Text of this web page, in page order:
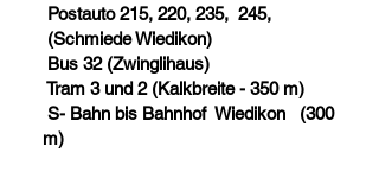
Postauto 215, 220, 235, 245,
(Schmiede Wiedikon)
Bus 32 (Zwinglihaus)
Tram 3 und 2 (Kalkbreite - 350 m)
S- Bahn bis Bahnhof Wiedikon (300
m)